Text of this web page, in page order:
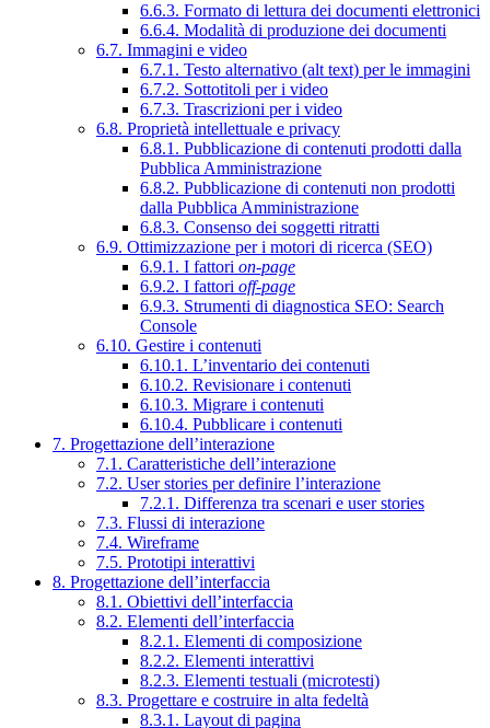
6.6.3. Formato di lettura dei documenti elettronici
6.6.4. Modalità di produzione dei documenti
6.7. Immagini e video
6.7.1. Testo alternativo (alt text) per le immagini
6.7.2. Sottotitoli per i video
6.7.3. Trascrizioni per i video
6.8. Proprietà intellettuale e privacy
6.8.1. Pubblicazione di contenuti prodotti dalla
Pubblica Amministrazione
6.8.2. Pubblicazione di contenuti non prodotti
dalla Pubblica Amministrazione
6.8.3. Consenso dei soggetti ritratti
6.9. Ottimizzazione per i motori di ricerca (SEO)
6.9.1. I fattori on-page
6.9.2. I fattori off-page
6.9.3. Strumenti di diagnostica SEO: Search
Console
6.10. Gestire i contenuti
6.10.1. L’inventario dei contenuti
6.10.2. Revisionare i contenuti
6.10.3. Migrare i contenuti
6.10.4. Pubblicare i contenuti
7. Progettazione dell’interazione
7.1. Caratteristiche dell’interazione
7.2. User stories per definire l’interazione
7.2.1. Differenza tra scenari e user stories
7.3. Flussi di interazione
7.4. Wireframe
7.5. Prototipi interattivi
8. Progettazione dell’interfaccia
8.1. Obiettivi dell’interfaccia
8.2. Elementi dell’interfaccia
8.2.1. Elementi di composizione
8.2.2. Elementi interattivi
8.2.3. Elementi testuali (microtesti)
8.3. Progettare e costruire in alta fedeltà
8.3.1. Layout di pagina